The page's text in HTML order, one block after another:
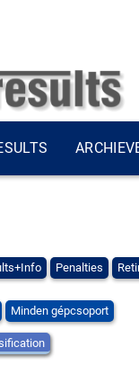
Penalties
Minden gépcsoport